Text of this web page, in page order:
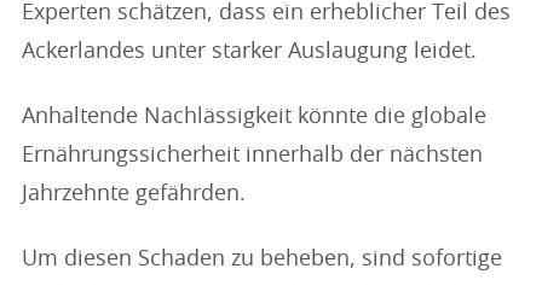
Experten schätzen, dass ein erheblicher Teil des
Ackerlandes unter starker Auslaugung leidet.
Anhaltende Nachlässigkeit könnte die globale
Ernährungssicherheit innerhalb der nächsten
Jahrzehnte gefährden.
Um diesen Schaden zu beheben, sind sofortige